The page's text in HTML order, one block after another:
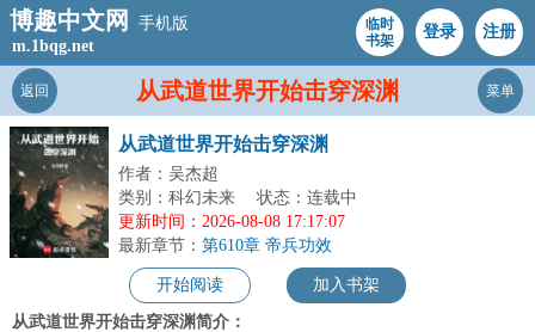
博趣中文网
手机版
m.1bqg.net
临时
书架
登录 注册
从武道世界开始击穿深渊
返回 菜单
从武道世界开始击穿深渊
作者：吴杰超
类别：科幻未来
状态：连载中
更新时间：2026-08-08 17:17:07
最新章节： 第610章 帝兵功效
开始阅读 加入书架
从武道世界开始击穿深渊简介：